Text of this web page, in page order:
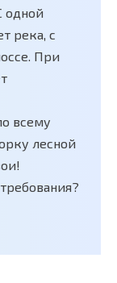
одной
река, с
При
всему
лесной